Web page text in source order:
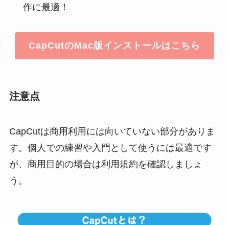
作に最適！
CapCutのMac版インストールはこちら
注意点
CapCutは商用利用には向いていない部分がありま
す。個人での練習や入門として使うには最適です
が、商用目的の場合は利用規約を確認しましょ
う。